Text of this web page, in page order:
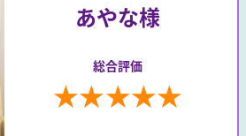
あやな様
総合評価
★★★★★